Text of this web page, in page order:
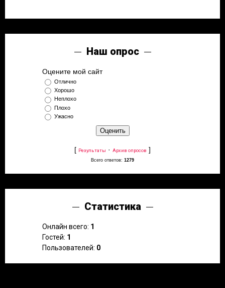
Наш опрос
Оцените мой сайт
Отлично
Хорошо
Неплохо
Плохо
Ужасно
[ Результаты · Архив опросов ]
Всего ответов: 1279
Статистика
Онлайн всего: 1
Гостей: 1
Пользователей: 0